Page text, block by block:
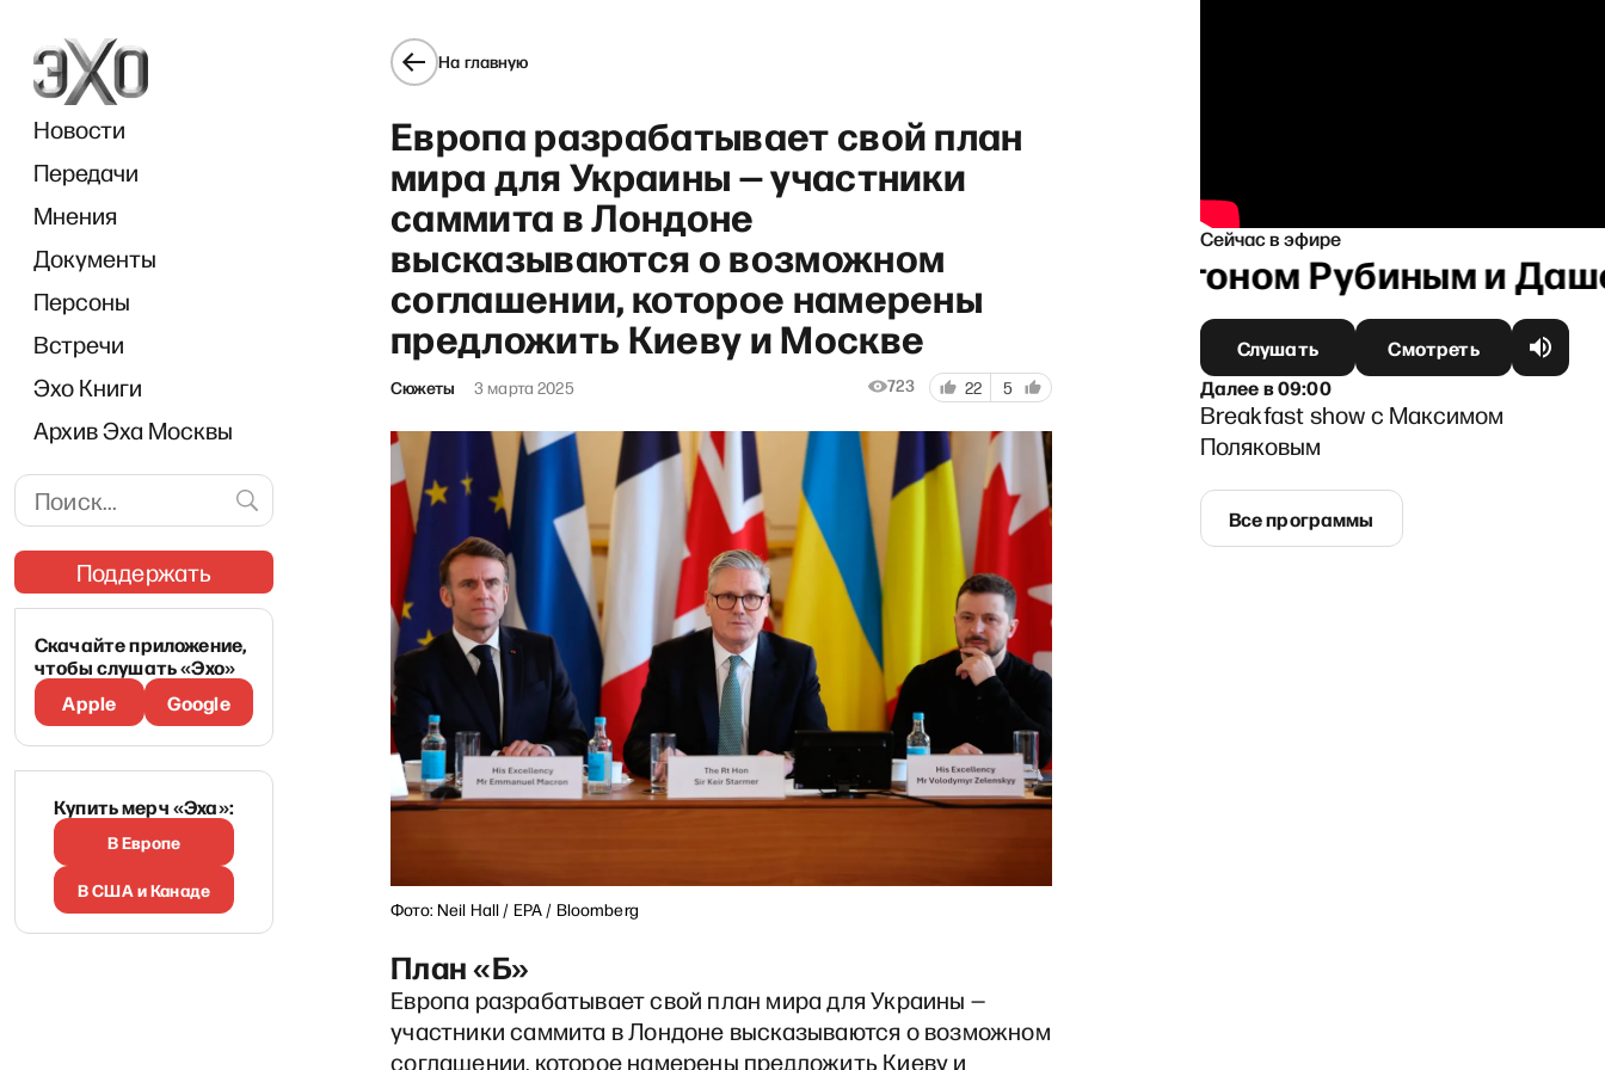
Новости
Передачи
Мнения
Документы
Персоны
Встречи
Эхо Книги
Архив Эха Москвы
Поддержать
Скачайте приложение,
чтобы слушать «Эхо»
Apple
Google
Купить мерч «Эха»:
В Европе
В США и Канаде
На главную
Европа разрабатывает свой план
мира для Украины — участники
саммита в Лондоне
высказываются о возможном
соглашении, которое намерены
предложить Киеву и Москве
Сюжеты 3 марта 2025 723 22 5
Фото: Neil Hall / EPA / Bloomberg
План «Б»
Европа разрабатывает свой план мира для Украины —
участники саммита в Лондоне высказываются о возможном
соглашении, которое намерены предложить Киеву и
Сейчас в эфире
РЗВРТ с Антоном Рубиным и
Слушать
Смотреть
Далеев09:00
Breakfast show с Максимом
Поляковым
Все программы